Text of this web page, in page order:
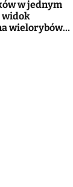
w jednym
widok
wielorybów